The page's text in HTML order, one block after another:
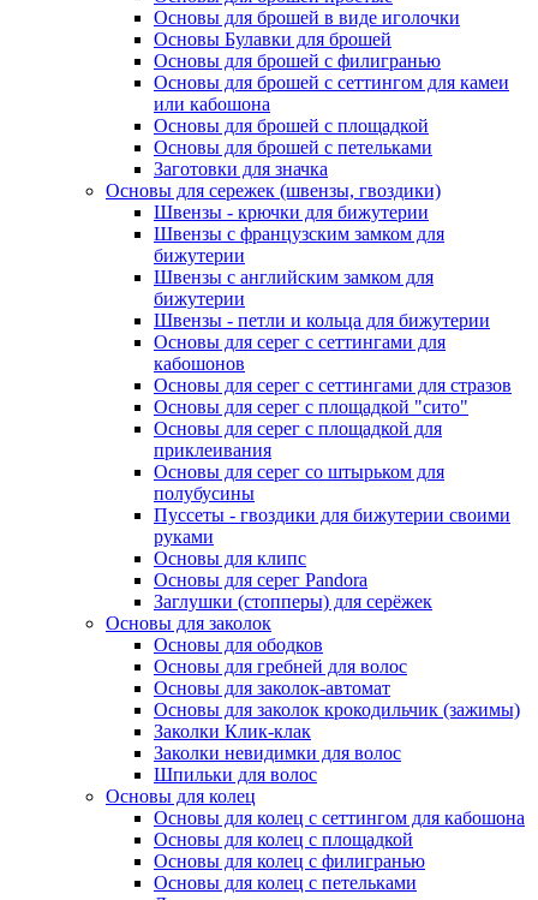
Основы для брошей в виде иголочки
Основы Булавки для брошей
Основы для брошей с филигранью
Основы для брошей с сеттингом для камеи
или кабошона
Основы для брошей с площадкой
Основы для брошей с петельками
Заготовки для значка
Основы для сережек (швензы, гвоздики)
Швензы - крючки для бижутерии
Швензы с французским замком для
бижутерии
Швензы с английским замком для
бижутерии
Швензы - петли и кольца для бижутерии
Основы для серег с сеттингами для
кабошонов
Основы для серег с сеттингами для стразов
Основы для серег с площадкой "сито"
Основы для серег с площадкой для
приклеивания
Основы для серег со штырьком для
полубусины
Пуссеты - гвоздики для бижутерии своими
руками
Основы для клипс
Основы для серег Pandora
Заглушки (стопперы) для серёжек
Основы для заколок
Основы для ободков
Основы для гребней для волос
Основы для заколок-автомат
Основы для заколок крокодильчик (зажимы)
Заколки Клик-клак
Заколки невидимки для волос
Шпильки для волос
Основы для колец
Основы для колец с сеттингом для кабошона
Основы для колец с площадкой
Основы для колец с филигранью
Основы для колец с петельками